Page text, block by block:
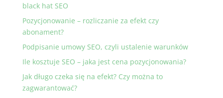
black hat SEO
Pozycjonowanie – rozliczanie za efekt czy
abonament?
Podpisanie umowy SEO, czyli ustalenie warunków
Ile kosztuje SEO – jaka jest cena pozycjonowania?
Jak długo czeka się na efekt? Czy można to
zagwarantować?